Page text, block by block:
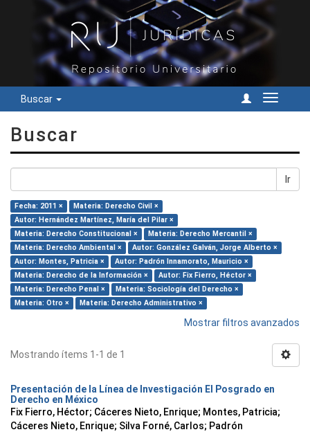
Buscar
Cambiar
Buscar
Ir
Fecha: 2011 ×
Materia: Derecho Civil ×
Autor: Hernández Martínez, María del Pilar ×
Materia: Derecho Constitucional ×
Materia: Derecho Mercantil ×
Materia: Derecho Ambiental ×
Autor: González Galván, Jorge Alberto ×
Autor: Montes, Patricia ×
Autor: Padrón Innamorato, Mauricio ×
Materia: Derecho de la Información ×
Autor: Fix Fierro, Héctor ×
Materia: Derecho Penal ×
Materia: Sociología del Derecho ×
Materia: Otro ×
Materia: Derecho Administrativo ×
Mostrar filtros avanzados
Mostrando ítems 1-1 de 1
Presentación de la Línea de Investigación El Posgrado en
Derecho en México
Fix Fierro, Héctor; Cáceres Nieto, Enrique; Montes, Patricia;
Cáceres Nieto, Enrique; Silva Forné, Carlos; Padrón